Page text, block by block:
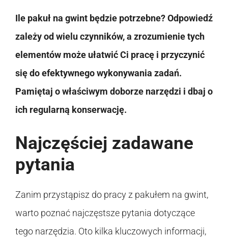
Ile pakuł na gwint będzie potrzebne? Odpowiedź
zależy od wielu czynników, a zrozumienie tych
elementów może ułatwić Ci pracę i przyczynić
się do efektywnego wykonywania zadań.
Pamiętaj o właściwym doborze narzędzi i dbaj o
ich regularną konserwację.
Najczęściej zadawane
pytania
Zanim przystąpisz do pracy z pakułem na gwint,
warto poznać najczęstsze pytania dotyczące
tego narzędzia. Oto kilka kluczowych informacji,